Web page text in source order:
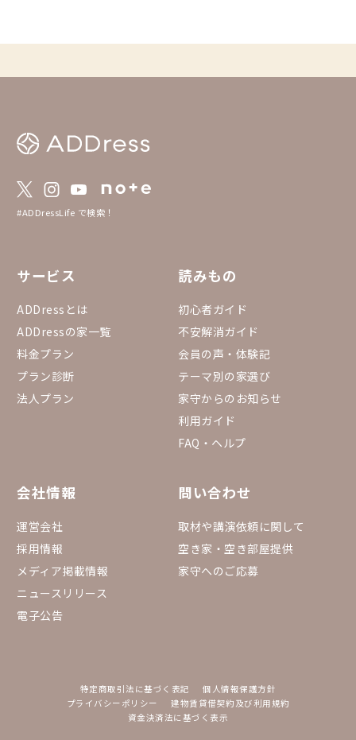
国際芸術祭2025に行
会場がとっても広い
#ADDressLife で検索！
サービス
ADDressとは
ADDressの家一覧
料金プラン
プラン診断
法人プラン
読みもの
初心者ガイド
不安解消ガイド
会員の声・体験記
テーマ別の家選び
家守からのお知らせ
利用ガイド
FAQ・ヘルプ
会社情報
運営会社
採用情報
メディア掲載情報
ニュースリリース
電子公告
問い合わせ
取材や講演依頼に関して
空き家・空き部屋提供
家守へのご応募
特定商取引法に基づく表記
個人情報保護方針
プライバシーポリシー
建物賃貸借契約及び利用規約
資金決済法に基づく表示